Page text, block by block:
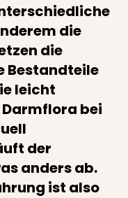
die
die
Bestandteile
leicht
Darmflora bei
der
anders ab.
ist also